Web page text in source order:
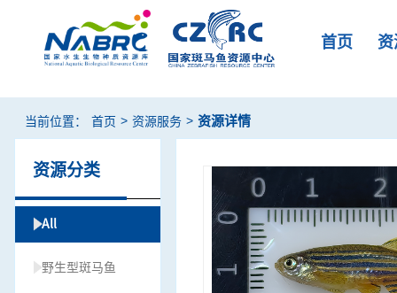
首页
当前位置： 首页 > 资源服务 > 资源详情
资源分类
All
野生型斑马鱼